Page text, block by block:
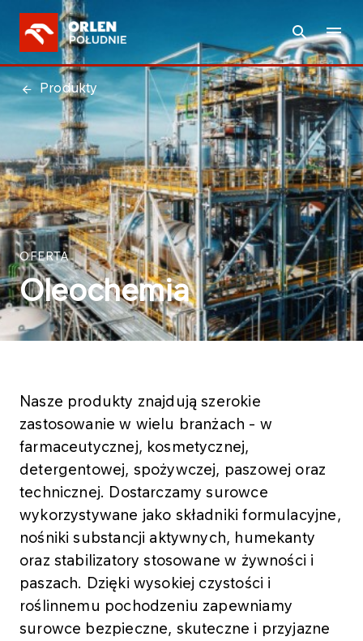
Produkty
OFERTA
Oleochemia
Nasze produkty znajdują szerokie
zastosowanie w wielu branżach - w
farmaceutycznej, kosmetycznej,
detergentowej, spożywczej, paszowej oraz
technicznej. Dostarczamy surowce
wykorzystywane jako składniki formulacyjne,
nośniki substancji aktywnych, humekanty
oraz stabilizatory stosowane w żywności i
paszach. Dzięki wysokiej czystości i
roślinnemu pochodzeniu zapewniamy
surowce bezpieczne, skuteczne i przyjazne